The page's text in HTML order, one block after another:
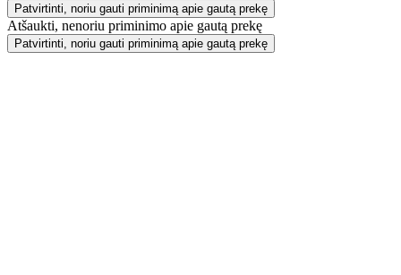
Patvirtinti, noriu gauti priminimą apie gautą prekę
Atšaukti, nenoriu priminimo apie gautą prekę
Patvirtinti, noriu gauti priminimą apie gautą prekę